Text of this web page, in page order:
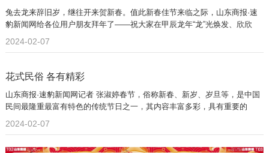
兔去龙来辞旧岁，继往开来贺新春。值此新春佳节来临之际，山东商报·速
豹新闻网给各位用户朋友拜年了——祝大家在甲辰龙年“龙”光焕发、欣欣
向“龙”。
2024-02-07
花式民俗 各有精彩
山东商报·速豹新闻网记者 张淑婷春节，俗称新春、新岁、岁旦等，是中国
民间最隆重最富有特色的传统节日之一，其内容丰富多彩，具有重要的
2024-02-07